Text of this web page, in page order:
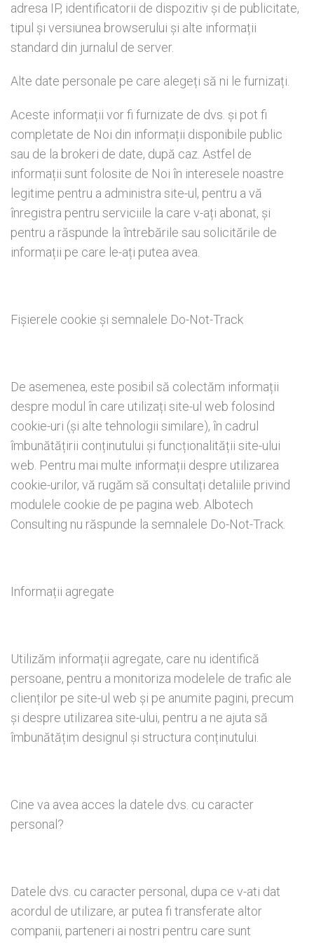
adresa IP, identificatorii de dispozitiv și de publicitate,
tipul și versiunea browserului și alte informații
standard din jurnalul de server.
Alte date personale pe care alegeți să ni le furnizați.
Aceste informații vor fi furnizate de dvs. și pot fi
completate de Noi din informații disponibile public
sau de la brokeri de date, după caz. Astfel de
informații sunt folosite de Noi în interesele noastre
legitime pentru a administra site-ul, pentru a vă
înregistra pentru serviciile la care v-ați abonat, și
pentru a răspunde la întrebările sau solicitările de
informații pe care le-ați putea avea.
Fișierele cookie și semnalele Do-Not-Track
De asemenea, este posibil să colectăm informații
despre modul în care utilizați site-ul web folosind
cookie-uri (și alte tehnologii similare), în cadrul
îmbunătățirii conținutului și funcționalității site-ului
web. Pentru mai multe informații despre utilizarea
cookie-urilor, vă rugăm să consultați detaliile privind
modulele cookie de pe pagina web. Albotech
Consulting nu răspunde la semnalele Do-Not-Track.
Informații agregate
Utilizăm informații agregate, care nu identifică
persoane, pentru a monitoriza modelele de trafic ale
clienților pe site-ul web și pe anumite pagini, precum
și despre utilizarea site-ului, pentru a ne ajuta să
îmbunătățim designul și structura conținutului.
Cine va avea acces la datele dvs. cu caracter
personal?
Datele dvs. cu caracter personal, dupa ce v-ati dat
acordul de utilizare, ar putea fi transferate altor
companii, parteneri ai nostri pentru care sunt